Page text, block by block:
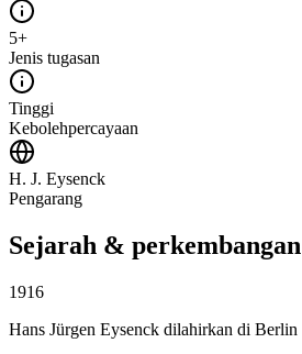
5+
Jenis tugasan
Tinggi
Kebolehpercayaan
H. J. Eysenck
Pengarang
Sejarah & perkembangan
1916
Hans Jürgen Eysenck dilahirkan di Berlin